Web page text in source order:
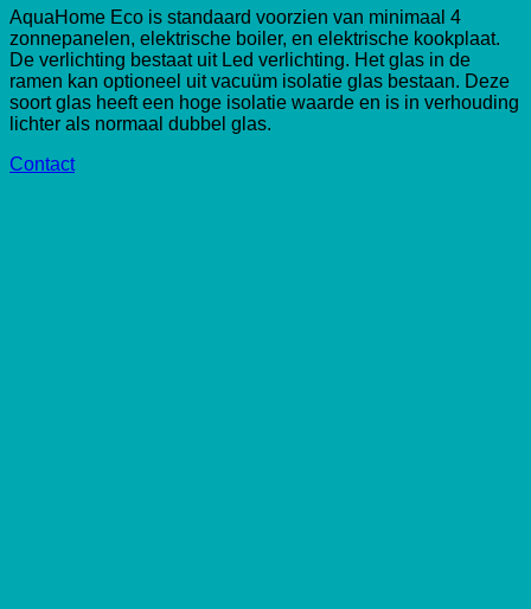
AquaHome Eco is standaard voorzien van minimaal 4
zonnepanelen, elektrische boiler, en elektrische kookplaat.
De verlichting bestaat uit Led verlichting. Het glas in de
ramen kan optioneel uit vacuüm isolatie glas bestaan. Deze
soort glas heeft een hoge isolatie waarde en is in verhouding
lichter als normaal dubbel glas.
Contact